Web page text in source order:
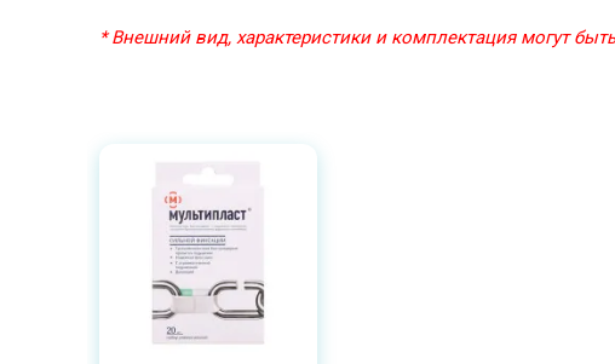
* Внешний вид, характеристики и комплектация могут